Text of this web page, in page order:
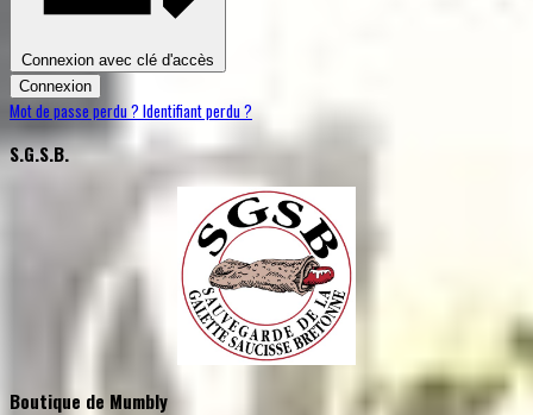
Connexion avec clé d'accès
Connexion
Mot de passe perdu ? Identifiant perdu ?
S.G.S.B.
Boutique de Mumbly